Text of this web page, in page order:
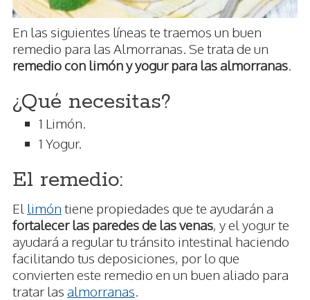
En las siguientes líneas te traemos un buen
remedio para las Almorranas. Se trata de un
remedio con limón y yogur para las almorranas
¿Qué necesitas?
1 Limón.
1 Yogur.
El remedio:
El limón tiene propiedades que te ayudarán a
fortalecer las paredes de las venas, y el yogur te
ayudará a regular tu tránsito intestinal haciendo
facilitando tus deposiciones, por lo que
convierten este remedio en un buen aliado para
tratar las almorranas